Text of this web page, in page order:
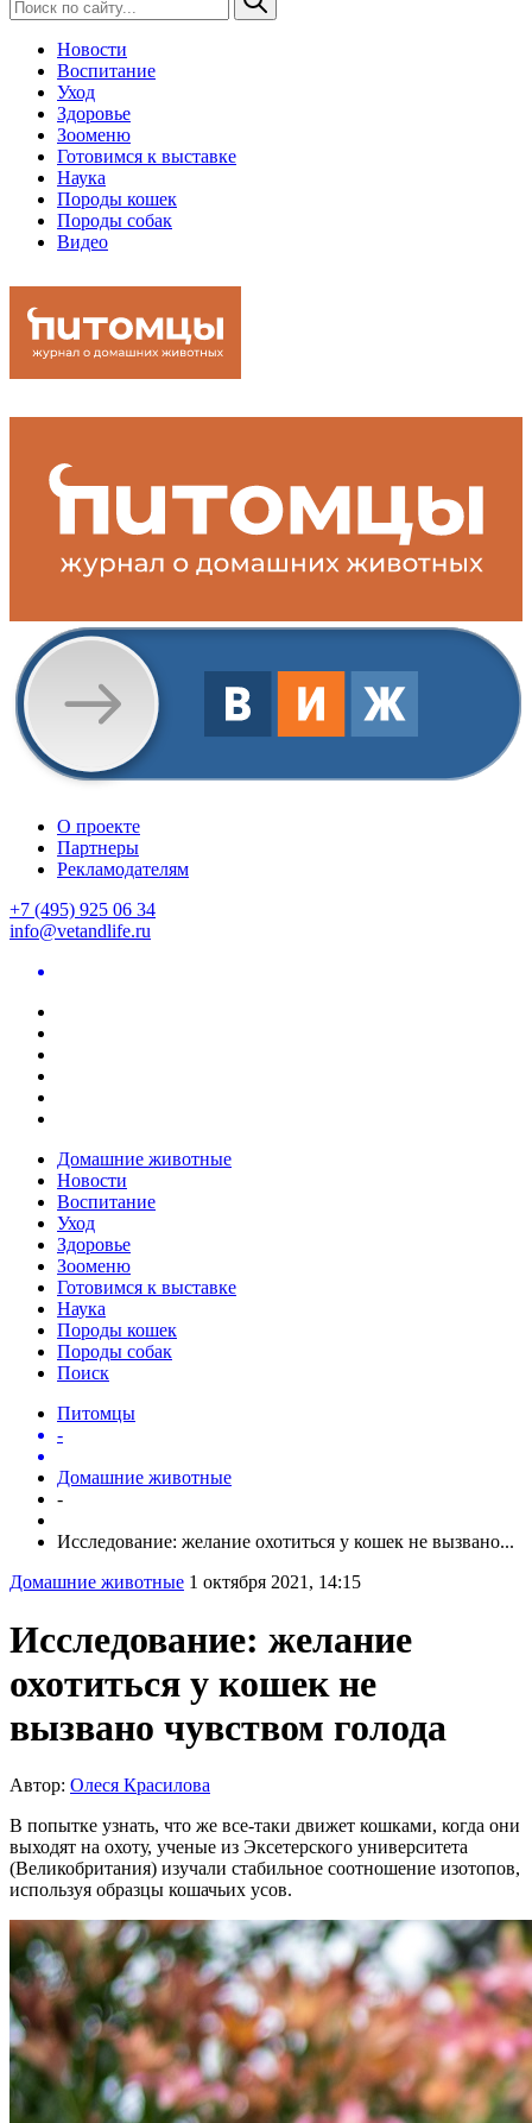
Новости
Воспитание
Уход
Здоровье
Зооменю
Готовимся к выставке
Наука
Породы кошек
Породы собак
Видео
О проекте
Партнеры
Рекламодателям
+7 (495) 925 06 34
info@vetandlife.ru
Домашние животные
Новости
Воспитание
Уход
Здоровье
Зооменю
Готовимся к выставке
Наука
Породы кошек
Породы собак
Поиск
Питомцы
-
Домашние животные
-
Исследование: желание охотиться у кошек не вызвано...
Домашние животные 1 октября 2021, 14:15
Исследование: желание
охотиться у кошек не
вызвано чувством голода
Автор: Олеся Красилова
В попытке узнать, что же все-таки движет кошками, когда они
выходят на охоту, ученые из Эксетерского университета
(Великобритания) изучали стабильное соотношение изотопов,
используя образцы кошачьих усов.